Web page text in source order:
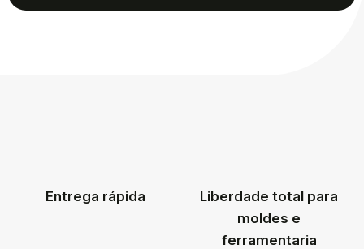
Entrega rápida
Liberdade total para
moldes e
ferramentaria